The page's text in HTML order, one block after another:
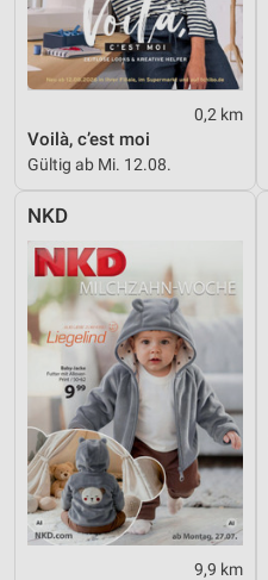
0,2 km
Voilà, c’est moi
Gültig ab Mi. 12.08.
NKD
9,9 km